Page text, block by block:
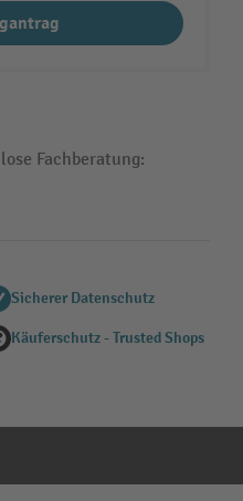
Fachberatung:
Sicherer Datenschutz
Käuferschutz - Trusted Shops